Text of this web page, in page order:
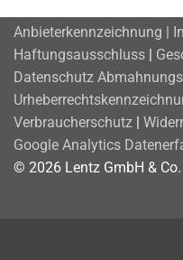
Anbieterkennzeichnung |
Haftungsausschluss
Datenschutz
Verbraucherschutz
Google Analytics
© 2026 Lentz GmbH &